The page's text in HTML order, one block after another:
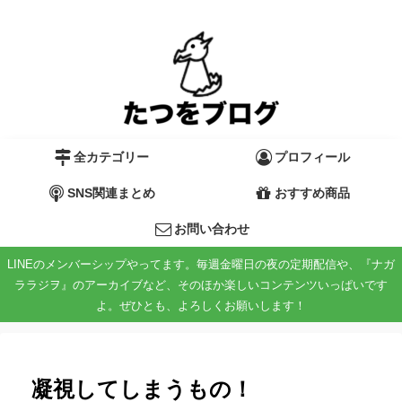
全カテゴリー プロフィール
SNS関連まとめ おすすめ商品
お問い合わせ
LINEのメンバーシップやってます。毎週金曜日の夜の定期配信や、『ナガ
ララジヲ』のアーカイブなど、そのほか楽しいコンテンツいっぱいです
よ。ぜひとも、よろしくお願いします！
凝視してしまうもの！